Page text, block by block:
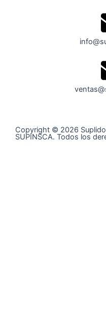
Copyright © 2026
SUPINSCA. Todos los